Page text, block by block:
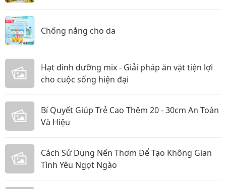
Chống nắng cho da
Hạt dinh dưỡng mix - Giải pháp ăn vặt tiện lợi
cho cuộc sống hiện đại
Bí Quyết Giúp Trẻ Cao Thêm 20 - 30cm An Toàn
Và Hiệu
Cách Sử Dụng Nến Thơm Để Tạo Không Gian
Tình Yêu Ngọt Ngào